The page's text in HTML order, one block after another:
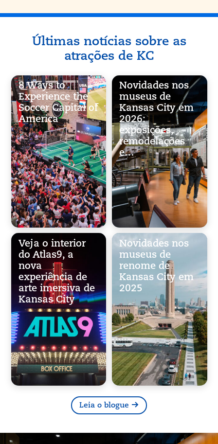
Últimas notícias sobre as
atrações de KC
8 Ways to
Experience the
Soccer Capital of
America
Novidades nos
museus de
Kansas City em
2026:
exposições,
remodelações
e…
Veja o interior
do Atlas9, a
nova
experiência de
arte imersiva de
Kansas City
Novidades nos
museus de
renome de
Kansas City em
2025
Leia o blogue